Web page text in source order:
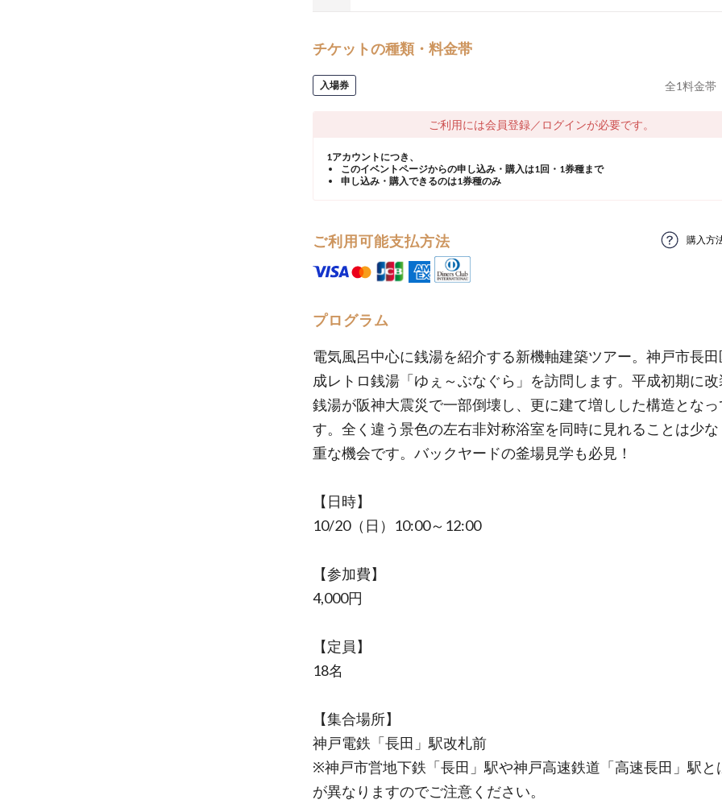
チケットの種類・料金帯
入場券 全1料金帯
ご利用には会員登録／ログインが必要です。
1アカウントにつき、
このイベントページからの申し込み・購入は1回・1券種まで
申し込み・購入できるのは1券種のみ
ご利用可能支払方法 購入方
プログラム
電気風呂中心に銭湯を紹介する新機軸建築ツアー。神戸市長
成レトロ銭湯「ゆぇ～ぶなぐら」を訪問します。平成初期に
銭湯が阪神大震災で一部倒壊し、更に建て増しした構造とな
す。全く違う景色の左右非対称浴室を同時に見れることは少
重な機会です。バックヤードの釜場見学も必見！
【日時】
10/20（日）10:00～12:00
【参加費】
4,000円
【定員】
18名
【集合場所】
神戸電鉄「長田」駅改札前
※神戸市営地下鉄「長田」駅や神戸高速鉄道「高速長田」駅と
が異なりますのでご注意ください。